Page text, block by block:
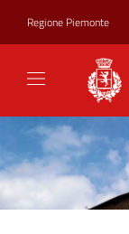
Regione Piemonte